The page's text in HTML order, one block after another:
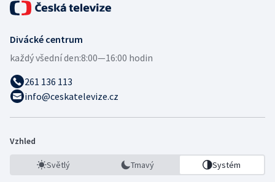
Divácké centrum
každý všední den:8:00—16:00 hodin
261 136 113
info@ceskatelevize.cz
Vzhled
Světlý Tmavý Systém